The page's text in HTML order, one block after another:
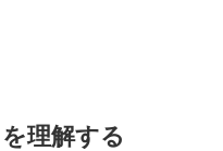
理解する